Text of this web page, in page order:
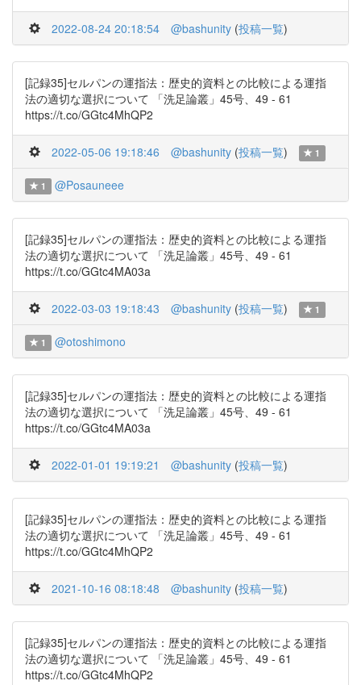
2022-08-24 20:18:54 @bashunity (投稿一覧)
[記録35]セルパンの運指法：歴史的資料との比較による運指
法の適切な選択について 「洗足論叢」45号、49 - 61
https://t.co/GGtc4MhQP2
2022-05-06 19:18:46 @bashunity (投稿一覧) 1
1 @Posauneee
[記録35]セルパンの運指法：歴史的資料との比較による運指
法の適切な選択について 「洗足論叢」45号、49 - 61
https://t.co/GGtc4MA03a
2022-03-03 19:18:43 @bashunity (投稿一覧) 1
1 @otoshimono
[記録35]セルパンの運指法：歴史的資料との比較による運指
法の適切な選択について 「洗足論叢」45号、49 - 61
https://t.co/GGtc4MA03a
2022-01-01 19:19:21 @bashunity (投稿一覧)
[記録35]セルパンの運指法：歴史的資料との比較による運指
法の適切な選択について 「洗足論叢」45号、49 - 61
https://t.co/GGtc4MhQP2
2021-10-16 08:18:48 @bashunity (投稿一覧)
[記録35]セルパンの運指法：歴史的資料との比較による運指
法の適切な選択について 「洗足論叢」45号、49 - 61
https://t.co/GGtc4MhQP2